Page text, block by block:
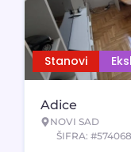
Stanovi
Adice
NOVI SAD
ŠIFRA: #574068